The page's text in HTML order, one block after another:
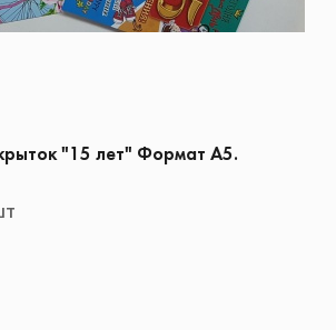
"15 лет" Формат А5.